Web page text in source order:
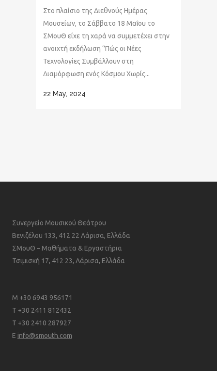
Στο πλαίσιο της Διεθνούς Ημέρας
Μουσείων, τo Σάββατο 18 Μαΐου το
ΣΜουΘ είχε τη χαρά να συμμετέχει στην
ανοιχτή εκδήλωση ‘’Πώς οι Νέες
Τεχνολογίες Συμβάλλουν στη
Διαμόρφωση ενός Κόσμου Χωρίς...
22 May, 2024
Συνεργείο Μουσικού Θεάτρου
Βενιζέλου 133, 412 22 Λάρισα, Ελλάδα
ΣΜουΘ – Μαθήματα & Εργαστήρια
Τσιμισκή 17, 412 23, Λάρισα, Ελλάδα
M +30 6943 956171
T +30 2411 812432
T +30 2410 287927
E info@smouth.com